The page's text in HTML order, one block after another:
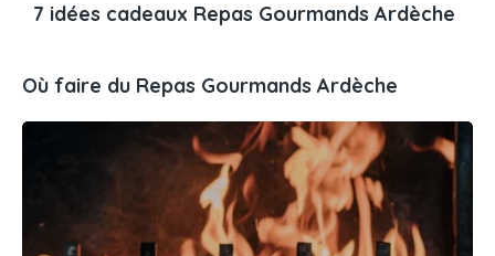
7 idées cadeaux Repas Gourmands Ardèche
Où faire du Repas Gourmands Ardèche